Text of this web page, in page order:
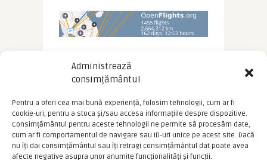
Administrează
consimțământul
Pentru a oferi cea mai bună experiență, folosim tehnologii, cum ar fi
cookie-uri, pentru a stoca și/sau accesa informațiile despre dispozitive.
Consimțământul pentru aceste tehnologii ne permite să procesăm date,
cum ar fi comportamentul de navigare sau ID-uri unice pe acest site. Dacă
nu îți dai consimțământul sau îți retragi consimțământul dat poate avea
afecte negative asupra unor anumite funcționalități și funcții.